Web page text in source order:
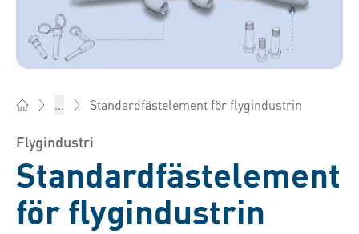
... Standardfästelement för flygindustrin
Flygindustri
Standardfästelement
för flygindustrin